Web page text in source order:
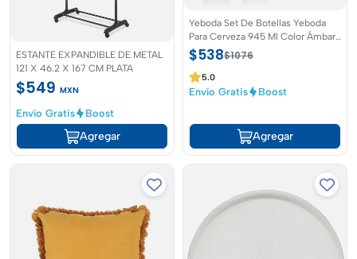
ESTANTE EXPANDIBLE DE METAL
121 X 46.2 X 167 CM PLATA
$549 MXN
Envío Gratis
Boost
Agregar
Yeboda Set De Botellas Yeboda
Para Cerveza 945 Ml Color Ámbar
Set de 4pzs
$538$1076
5.0
Envío Gratis Boost
Agregar